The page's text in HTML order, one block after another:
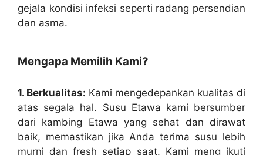
gejala kondisi infeksi seperti radang persendian
dan asma.
Mengapa Memilih Kami?
1. Berkualitas: Kami mengedepankan kualitas di
atas segala hal. Susu Etawa kami bersumber
dari kambing Etawa yang sehat dan dirawat
baik, memastikan jika Anda terima susu lebih
murni dan fresh setiap saat. Kami meng ikuti